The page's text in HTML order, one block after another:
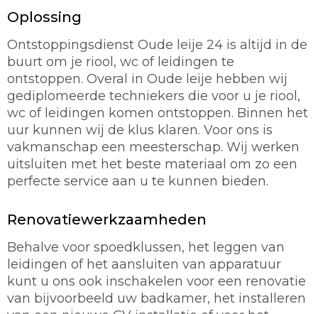
Oplossing
Ontstoppingsdienst Oude leije 24 is altijd in de
buurt om je riool, wc of leidingen te
ontstoppen. Overal in Oude leije hebben wij
gediplomeerde techniekers die voor u je riool,
wc of leidingen komen ontstoppen. Binnen het
uur kunnen wij de klus klaren. Voor ons is
vakmanschap een meesterschap. Wij werken
uitsluiten met het beste materiaal om zo een
perfecte service aan u te kunnen bieden.
Renovatiewerkzaamheden
Behalve voor spoedklussen, het leggen van
leidingen of het aansluiten van apparatuur
kunt u ons ook inschakelen voor een renovatie
van bijvoorbeeld uw badkamer, het installeren